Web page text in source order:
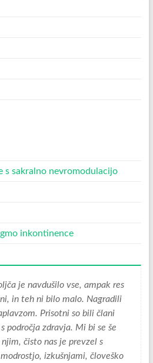
s sakralno nevromodulacijo
inkontinence
je navdušilo vse, ampak res
in teh ni bilo malo. Nagradili
Prisotni so bili člani
področja zdravja. Mi bi se še
čisto nas je prevzel s
izkušnjami, človeško